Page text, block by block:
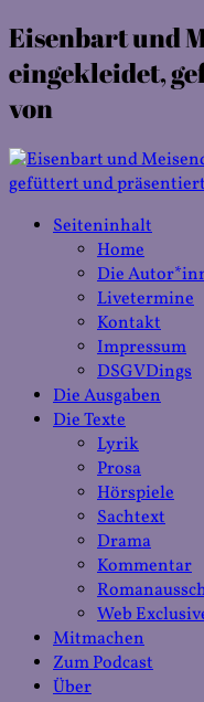
Eisenbart und
eingekleidet,
von
Seiteninhalt
Home
Die
Livetermine
Kontakt
Impressum
DSGVDings
Die Ausgaben
Die Texte
Lyrik
Prosa
Hörspiele
Sachtext
Drama
Kommentar
Web
Mitmachen
Zum Podcast
Über